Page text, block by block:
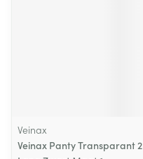
Veinax
Veinax Panty Transparant 2